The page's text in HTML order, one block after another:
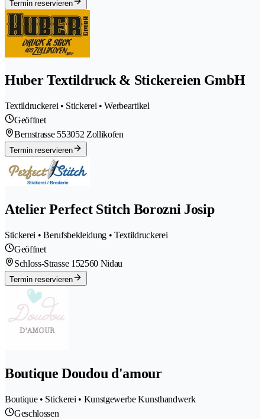
Termin reservieren
Huber Textildruck & Stickereien GmbH
Textildruckerei • Stickerei • Werbeartikel
Geöffnet
Bernstrasse 553052 Zollikofen
Termin reservieren
Atelier Perfect Stitch Borozni Josip
Stickerei • Berufsbekleidung • Textildruckerei
Geöffnet
Schloss-Strasse 152560 Nidau
Termin reservieren
Boutique Doudou d'amour
Boutique • Stickerei • Kunstgewerbe Kunsthandwerk
Geschlossen